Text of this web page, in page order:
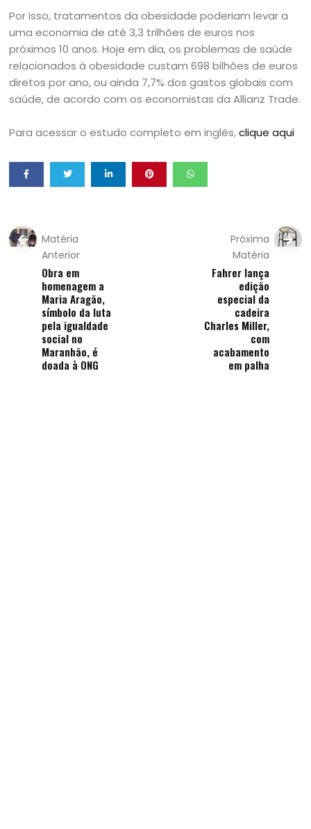
Por isso, tratamentos da obesidade poderiam levar a
uma economia de até 3,3 trilhões de euros nos
próximos 10 anos. Hoje em dia, os problemas de saúde
relacionados à obesidade custam 698 bilhões de euros
diretos por ano, ou ainda 7,7% dos gastos globais com
saúde, de acordo com os economistas da Allianz Trade.
Para acessar o estudo completo em inglês,clique aqui
Matéria
Anterior
Obra em
homenagem a
Maria Aragão,
símbolo da luta
pela igualdade
social no
Maranhão, é
doada à ONG
Próxima
Matéria
Fahrer lança
edição
especial da
cadeira
Charles Miller,
com
acabamento
em palha